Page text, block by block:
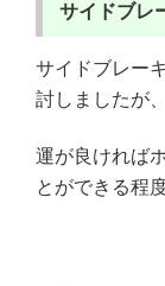
サイドブレ
サイドブレー
討しましたが
運が良ければ
とができる程